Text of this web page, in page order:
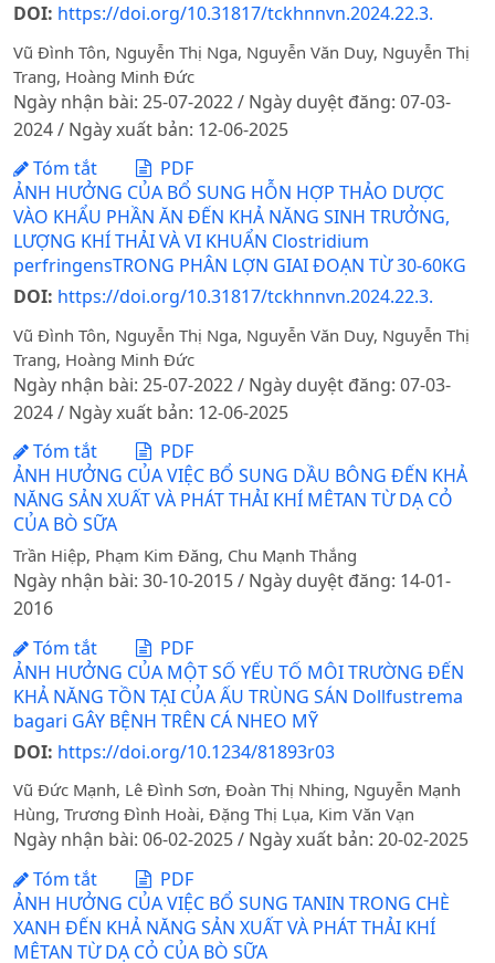
DOI: https://doi.org/10.31817/tckhnnvn.2024.22.3.
Vũ Đình Tôn, Nguyễn Thị Nga, Nguyễn Văn Duy, Nguyễn Thị
Trang, Hoàng Minh Đức
Ngày nhận bài: 25-07-2022 / Ngày duyệt đăng: 07-03-
2024 / Ngày xuất bản: 12-06-2025
Tóm tắt
PDF
ẢNH HƯỞNG CỦA BỔ SUNG HỖN HỢP THẢO DƯỢC
VÀO KHẨU PHẦN ĂN ĐẾN KHẢ NĂNG SINH TRƯỞNG,
LƯỢNG KHÍ THẢI VÀ VI KHUẨN Clostridium
perfringensTRONG PHÂN LỢN GIAI ĐOẠN TỪ 30-60KG
DOI: https://doi.org/10.31817/tckhnnvn.2024.22.3.
Vũ Đình Tôn, Nguyễn Thị Nga, Nguyễn Văn Duy, Nguyễn Thị
Trang, Hoàng Minh Đức
Ngày nhận bài: 25-07-2022 / Ngày duyệt đăng: 07-03-
2024 / Ngày xuất bản: 12-06-2025
Tóm tắt
PDF
ẢNH HƯỞNG CỦA VIỆC BỔ SUNG DẦU BÔNG ĐẾN KHẢ
NĂNG SẢN XUẤT VÀ PHÁT THẢI KHÍ MÊTAN TỪ DẠ CỎ
CỦA BÒ SỮA
Trần Hiệp, Phạm Kim Đăng, Chu Mạnh Thắng
Ngày nhận bài: 30-10-2015 / Ngày duyệt đăng: 14-01-
2016
Tóm tắt
PDF
ẢNH HƯỞNG CỦA MỘT SỐ YẾU TỐ MÔI TRƯỜNG ĐẾN
KHẢ NĂNG TỒN TẠI CỦA ẤU TRÙNG SÁN Dollfustrema
bagari GÂY BỆNH TRÊN CÁ NHEO MỸ
DOI: https://doi.org/10.1234/81893r03
Vũ Đức Mạnh, Lê Đình Sơn, Đoàn Thị Nhing, Nguyễn Mạnh
Hùng, Trương Đình Hoài, Đặng Thị Lụa, Kim Văn Vạn
Ngày nhận bài: 06-02-2025 / Ngày xuất bản: 20-02-2025
Tóm tắt
PDF
ẢNH HƯỞNG CỦA VIỆC BỔ SUNG TANIN TRONG CHÈ
XANH ĐẾN KHẢ NĂNG SẢN XUẤT VÀ PHÁT THẢI KHÍ
MÊTAN TỪ DẠ CỎ CỦA BÒ SỮA